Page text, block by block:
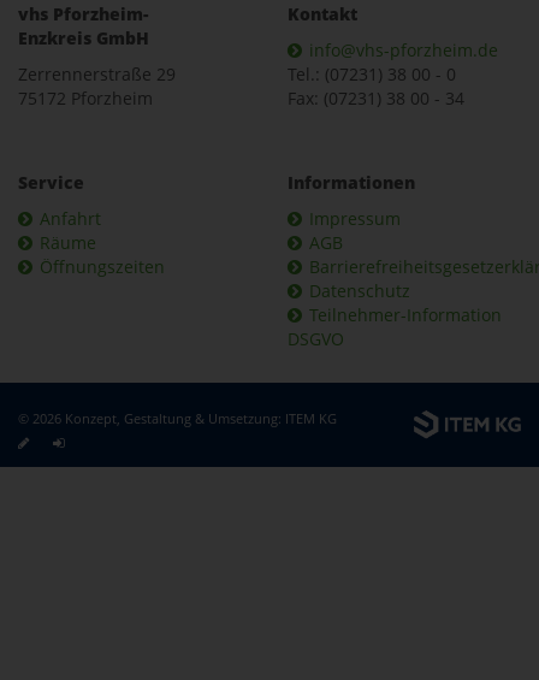
vhs Pforzheim-
Enzkreis GmbH
Zerrennerstraße 29
75172 Pforzheim
Kontakt
info@vhs-pforzheim.de
Tel.: (07231) 38 00 - 0
Fax: (07231) 38 00 - 34
Service
Anfahrt
Räume
Öffnungszeiten
Informationen
Impressum
AGB
Datenschutz
Teilnehmer-Information
DSGVO
© 2026 Konzept, Gestaltung & Umsetzung: ITEM KG